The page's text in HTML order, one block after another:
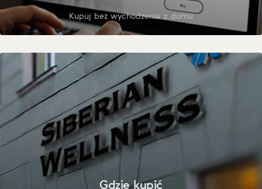
Kupuj bez wychodzenia z domu
Gdzie kupić